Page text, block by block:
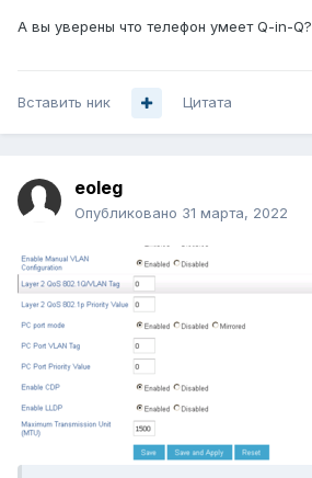
А вы уверены что телефон умеет Q-in-Q?
Вставить ник Цитата
eoleg
Опубликовано 31 марта, 2022